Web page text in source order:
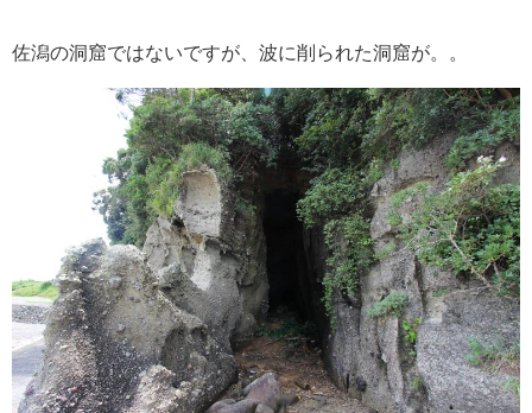
佐潟の洞窟ではないですが、波に削られた洞窟が。。